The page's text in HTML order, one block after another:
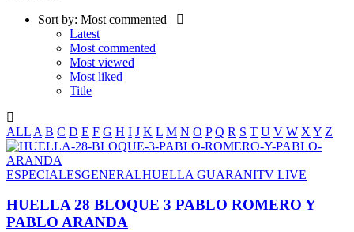
Sort by: Most commented
Latest
Most commented
Most viewed
Most liked
Title
ALL A B C D E F G H I J K L M N O P Q R S T U V W X Y Z
ESPECIALESGENERALHUELLA GUARANITV LIVE
HUELLA 28 BLOQUE 3 PABLO ROMERO Y
PABLO ARANDA